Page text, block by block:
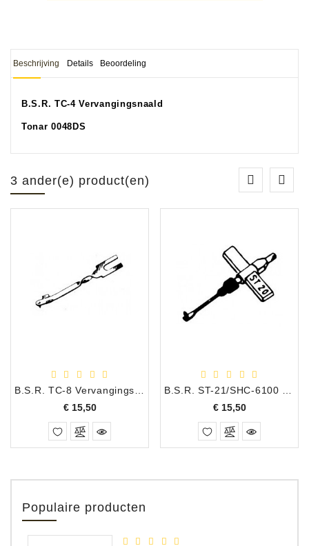
Beschrijving Details Beoordeling
B.S.R. TC-4 Vervangingsnaald
Tonar 0048DS
3 ander(e) product(en)
€ 15,50Prijs
€ 15,50Prijs
Populaire producten